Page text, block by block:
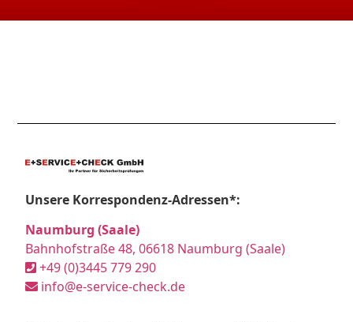
Unsere Korrespondenz-Adressen*:
Naumburg (Saale)
Bahnhofstraße 48, 06618 Naumburg (Saale)
+49 (0)3445 779 290
info@e-service-check.de